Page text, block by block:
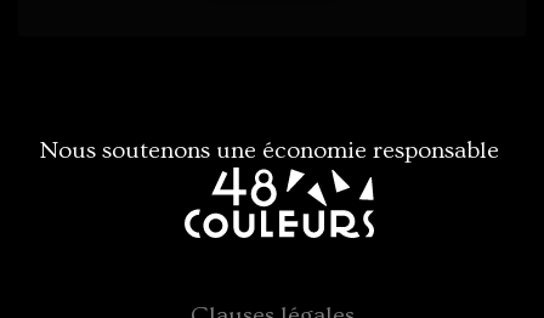
Nous soutenons une économie responsable